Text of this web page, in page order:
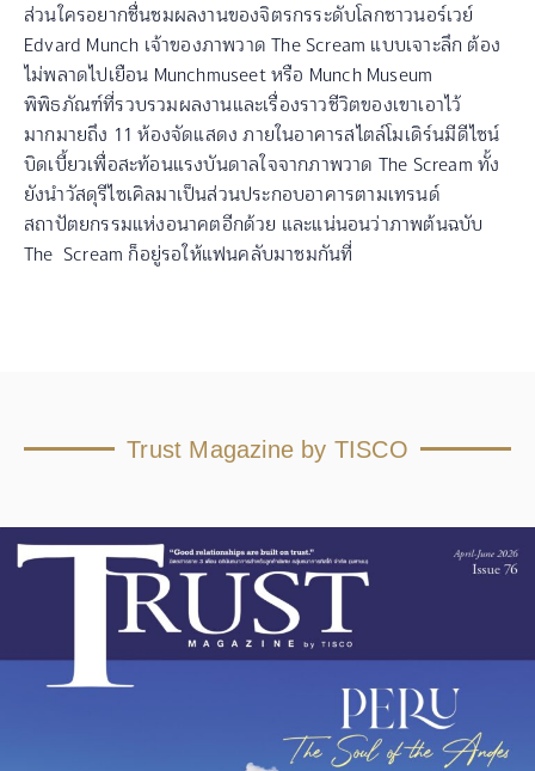
ส่วนใครอยากชื่นชมผลงานของจิตรกรระดับโลกชาวนอร์เวย์
Edvard Munch เจ้าของภาพวาด The Scream แบบเจาะลึก ต้อง
ไม่พลาดไปเยือน Munchmuseet หรือ Munch Museum
พิพิธภัณฑ์ที่รวบรวมผลงานและเรื่องราวชีวิตของเขาเอาไว้
มากมายถึง 11 ห้องจัดแสดง ภายในอาคารสไตล์โมเดิร์นมีดีไซน์
บิดเบี้ยวเพื่อสะท้อนแรงบันดาลใจจากภาพวาด The Scream ทั้ง
ยังนำวัสดุรีไซเคิลมาเป็นส่วนประกอบอาคารตามเทรนด์
สถาปัตยกรรมแห่งอนาคตอีกด้วย และแน่นอนว่าภาพต้นฉบับ
The Scream ก็อยู่รอให้แฟนคลับมาชมกันที่
Trust Magazine by TISCO